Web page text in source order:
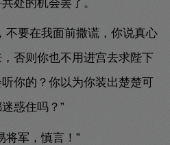
处的机会罢了。
不要在我面前撒谎，你说真心
否则你也不用进宫去求陛下
你的？你以为你装出楚楚可
惑住吗？”
将军，慎言！”